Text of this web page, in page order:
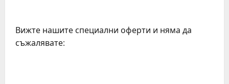
Вижте нашите специални оферти и няма да
съжалявате: